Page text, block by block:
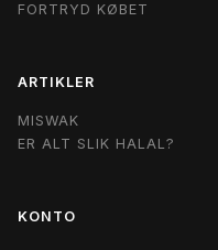
FORTRYD KØBET
ARTIKLER
MISWAK
ER ALT SLIK HALAL?
KONTO